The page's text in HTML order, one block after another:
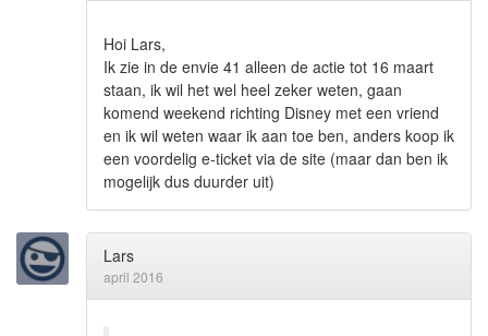
Hoi Lars,
Ik zie in de envie 41 alleen de actie tot 16 maart
staan, ik wil het wel heel zeker weten, gaan
komend weekend richting Disney met een vriend
en ik wil weten waar ik aan toe ben, anders koop ik
een voordelig e-ticket via de site (maar dan ben ik
mogelijk dus duurder uit)
Lars
april 2016